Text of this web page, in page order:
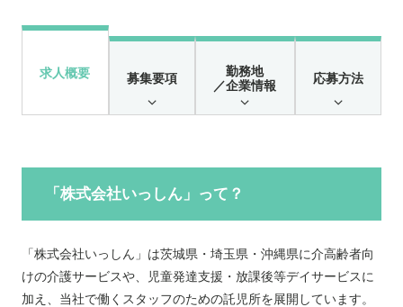
求人概要 募集要項
勤務地
／企業情報
応募方法
「株式会社いっしん」って？
「株式会社いっしん」は茨城県・埼玉県・沖縄県に介高齢者向
けの介護サービスや、児童発達支援・放課後等デイサービスに
加え、当社で働くスタッフのための託児所を展開しています。